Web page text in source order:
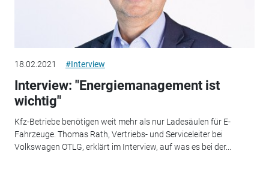
18.02.2021 #Interview
Interview: "Energiemanagement ist
wichtig"
Kfz-Betriebe benötigen weit mehr als nur Ladesäulen für E-
Fahrzeuge. Thomas Rath, Vertriebs- und Serviceleiter bei
Volkswagen OTLG, erklärt im Interview, auf was es bei der...